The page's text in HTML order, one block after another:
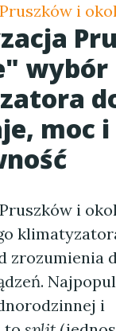
i
wybór
moc i
i
zrozumienia
i